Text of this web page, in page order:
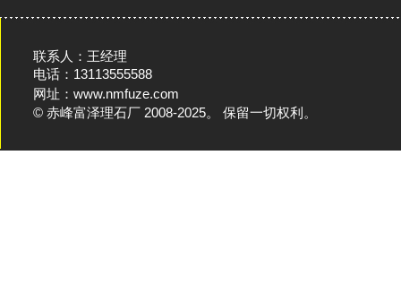
联系人：王经理
电话：13113555588
网址：www.nmfuze.com
© 赤峰富泽理石厂 2008-2025。 保留一切权利。